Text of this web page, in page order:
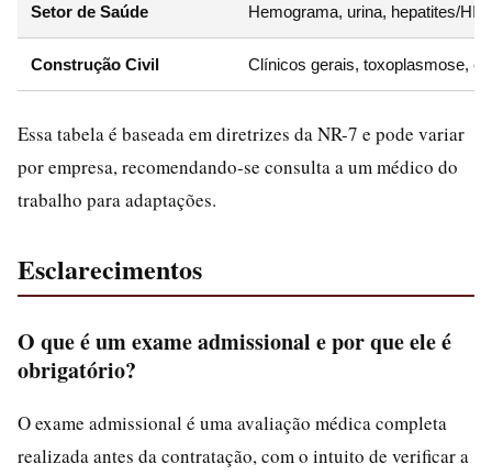
Setor de Saúde Hemograma, urina, hepatites/
Construção Civil Clínicos gerais, toxoplasmose,
Essa tabela é baseada em diretrizes da NR-7 e pode variar
por empresa, recomendando-se consulta a um médico do
trabalho para adaptações.
Esclarecimentos
O que é um exame admissional e por que ele é
obrigatório?
O exame admissional é uma avaliação médica completa
realizada antes da contratação, com o intuito de verificar a